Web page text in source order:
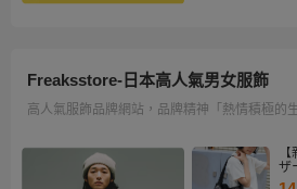
Freaksstore-日本高人氣男女服飾
高人氣服飾品牌網站，品牌精神「熱情積極的
ザ